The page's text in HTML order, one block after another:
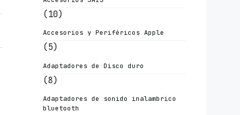
(10)
Accesorios y Periféricos Apple
(5)
Adaptadores de Disco duro
(8)
Adaptadores de sonido inalambrico
bluetooth